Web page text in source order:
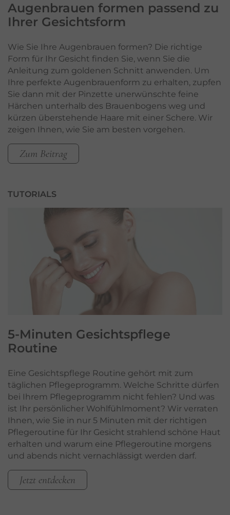
Augenbrauen formen passend zu
Ihrer Gesichtsform
Wie Sie Ihre Augenbrauen formen? Die richtige
Form für Ihr Gesicht finden Sie, wenn Sie die
Anleitung zum goldenen Schnitt anwenden. Um
Ihre perfekte Augenbrauenform zu erhalten, zupfen
Sie dann mit der Pinzette unerwünschte feine
Härchen unterhalb des Brauenbogens weg und
kürzen überstehende Haare mit einer Schere. Wir
zeigen Ihnen, wie Sie am besten vorgehen.
Zum Beitrag
TUTORIALS
5-Minuten Gesichtspflege
Routine
Eine Gesichtspflege Routine gehört mit zum
täglichen Pflegeprogramm. Welche Schritte dürfen
bei Ihrem Pflegeprogramm nicht fehlen? Und was
ist Ihr persönlicher Wohlfühlmoment? Wir verraten
Ihnen, wie Sie in nur 5 Minuten mit der richtigen
Pflegeroutine für Ihr Gesicht strahlend schöne Haut
erhalten und warum eine Pflegeroutine morgens
und abends nicht vernachlässigt werden darf.
Jetzt entdecken